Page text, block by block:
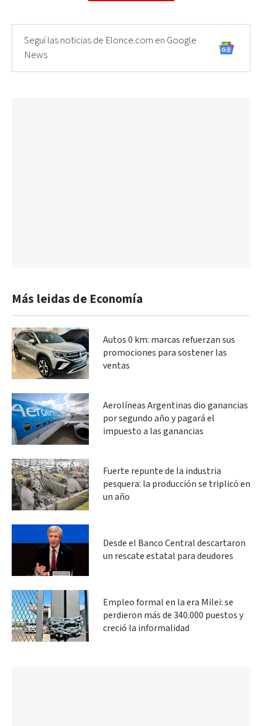
Seguí las noticias de Elonce.com en Google
News
Más leidas de Economía
Autos 0 km: marcas refuerzan sus
promociones para sostener las
ventas
Aerolíneas Argentinas dio ganancias
por segundo año y pagará el
impuesto a las ganancias
Fuerte repunte de la industria
pesquera: la producción se triplicó en
un año
Desde el Banco Central descartaron
un rescate estatal para deudores
Empleo formal en la era Milei: se
perdieron más de 340.000 puestos y
creció la informalidad